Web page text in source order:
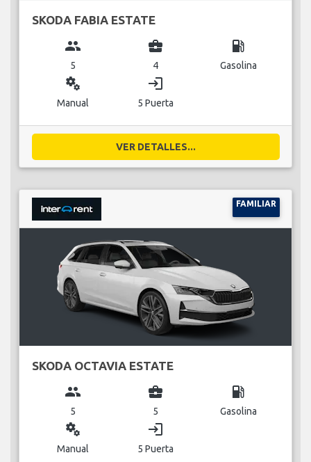
SKODA FABIA ESTATE
group
5
business_center
4
local_gas_station
Gasolina
miscellaneous_services
Manual
login
5 Puerta
VER DETALLES...
FAMILIAR
SKODA OCTAVIA ESTATE
group
5
business_center
5
local_gas_station
Gasolina
miscellaneous_services
Manual
login
5 Puerta